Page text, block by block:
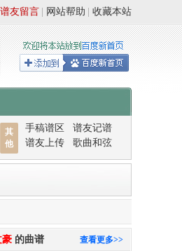
收藏本站
网站帮助
谱友留言
其
他
手稿谱区
谱友记谱
谱友上传
歌曲和弦
查看更多>>
豪 的曲谱